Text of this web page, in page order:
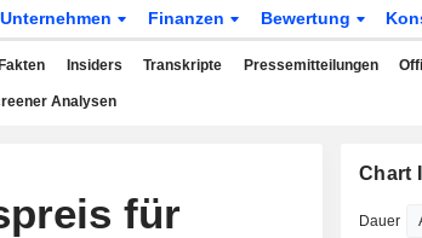
Unternehmen Finanzen Bewertung
Insiders Transkripte Pressemitteilungen
Analysen
für
Chart
Dauer